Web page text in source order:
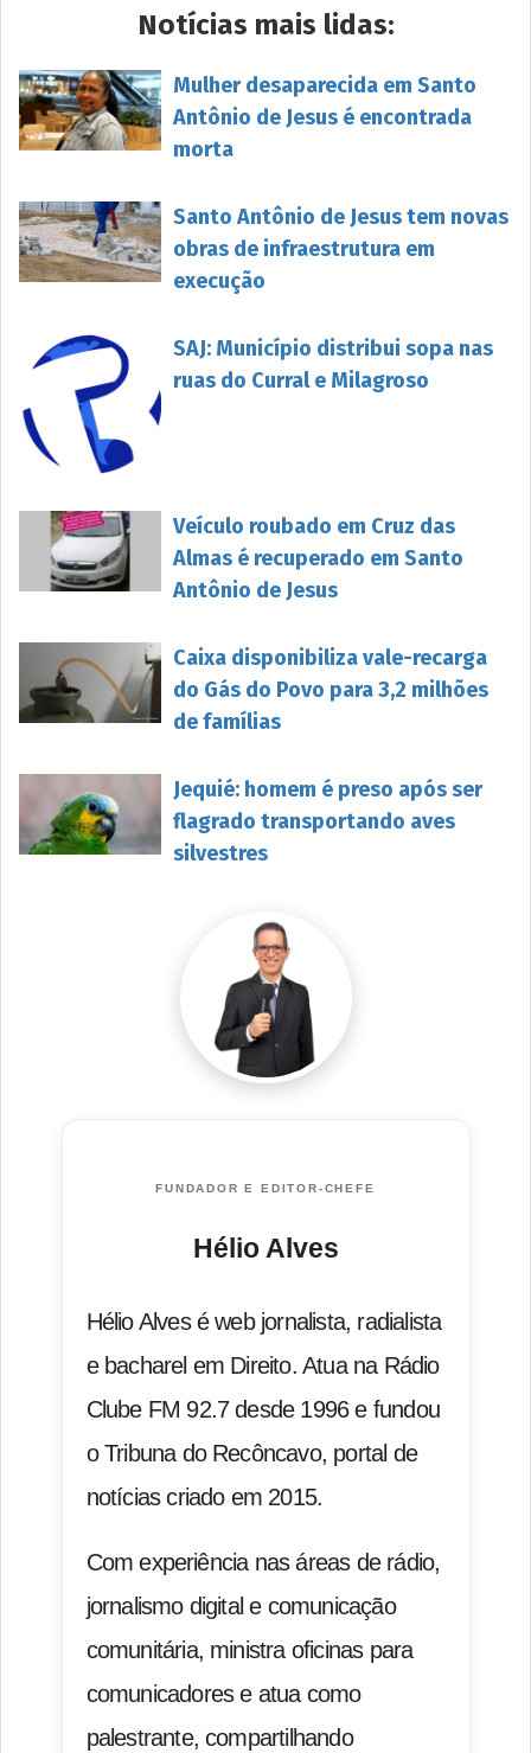
Notícias mais lidas:
Mulher desaparecida em Santo
Antônio de Jesus é encontrada
morta
Santo Antônio de Jesus tem novas
obras de infraestrutura em
execução
SAJ: Município distribui sopa nas
ruas do Curral e Milagroso
Veículo roubado em Cruz das
Almas é recuperado em Santo
Antônio de Jesus
Caixa disponibiliza vale-recarga
do Gás do Povo para 3,2 milhões
de famílias
Jequié: homem é preso após ser
flagrado transportando aves
silvestres
FUNDADOR E EDITOR-CHEFE
Hélio Alves
Hélio Alves é web jornalista, radialista
e bacharel em Direito. Atua na Rádio
Clube FM 92.7 desde 1996 e fundou
o Tribuna do Recôncavo, portal de
notícias criado em 2015.
Com experiência nas áreas de rádio,
jornalismo digital e comunicação
comunitária, ministra oficinas para
comunicadores e atua como
palestrante, compartilhando